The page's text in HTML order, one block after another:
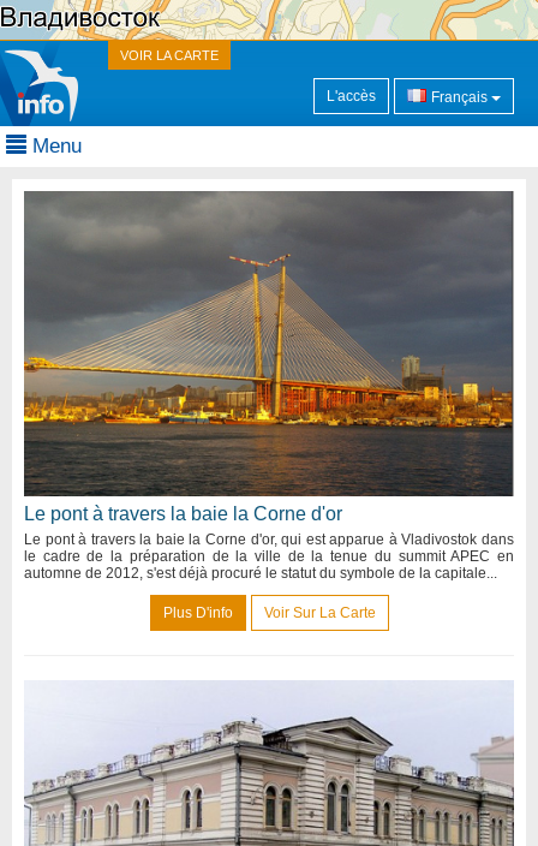
VOIR LA CARTE
L'accès Français
Menu
Le pont à travers la baie la Corne d'or
Le pont à travers la baie la Corne d'or, qui est apparue à Vladivostok dans
le cadre de la préparation de la ville de la tenue du summit APEC en
automne de 2012, s'est déjà procuré le statut du symbole de la capitale...
Plus D'info Voir Sur La Carte